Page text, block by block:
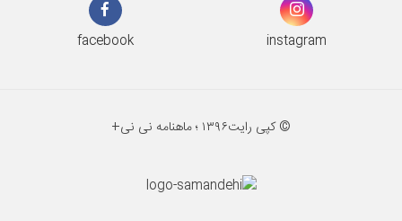
facebook instagram
© کپی رایت۱۳۹۶ ؛ ماهنامه نی نی+